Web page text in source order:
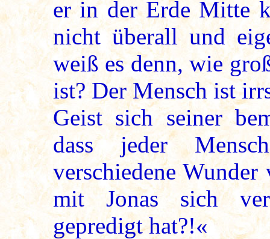
er in der Erde Mitte
nicht überall und
weiß es denn, wie
ist? Der Mensch ist
Geist sich seiner
dass jeder
verschiedene
mit Jonas sich
gepredigt hat?!«